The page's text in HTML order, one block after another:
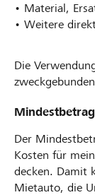
• Material,
• Weitere
Die
Mindestbetrag
Der
Kosten für
decken. Damit
Mietauto, die